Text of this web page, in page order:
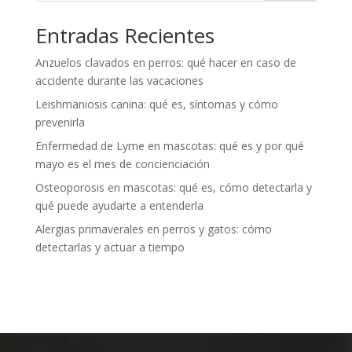
Entradas Recientes
Anzuelos clavados en perros: qué hacer en caso de
accidente durante las vacaciones
Leishmaniosis canina: qué es, síntomas y cómo
prevenirla
Enfermedad de Lyme en mascotas: qué es y por qué
mayo es el mes de concienciación
Osteoporosis en mascotas: qué es, cómo detectarla y
qué puede ayudarte a entenderla
Alergias primaverales en perros y gatos: cómo
detectarlas y actuar a tiempo